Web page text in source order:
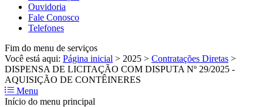
Ouvidoria
Fale Conosco
Telefones
Fim do menu de serviços
Você está aqui: Página inicial > 2025 > Contratações Diretas >
DISPENSA DE LICITAÇÃO COM DISPUTA Nº 29/2025 -
AQUISIÇÃO DE CONTÊINERES
Menu
Início do menu principal